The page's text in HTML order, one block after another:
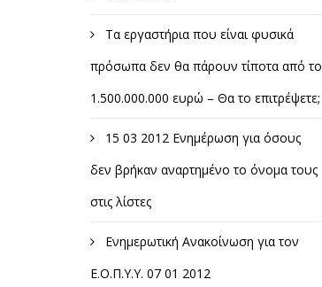
Τα εργαστήρια που είναι φυσικά
πρόσωπα δεν θα πάρουν τίποτα από το
1.500.000.000 ευρώ – Θα το επιτρέψετε;
15 03 2012 Ενημέρωση για όσους
δεν βρήκαν αναρτημένο το όνομα τους
στις λίστες
Ενημερωτική Ανακοίνωση για τον
Ε.Ο.Π.Υ.Υ. 07 01 2012